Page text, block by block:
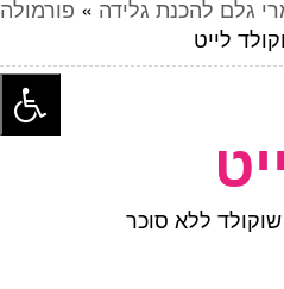
גלם להכנת גלידה » פורמולה
לייט
ללא סוכר